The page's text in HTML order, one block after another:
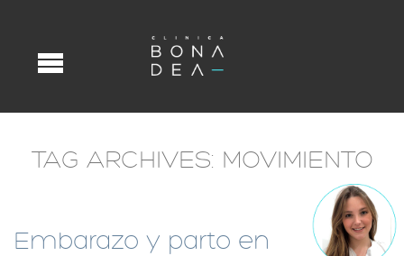
TAG ARCHIVES: MOVIMIENTO
Embarazo y parto en